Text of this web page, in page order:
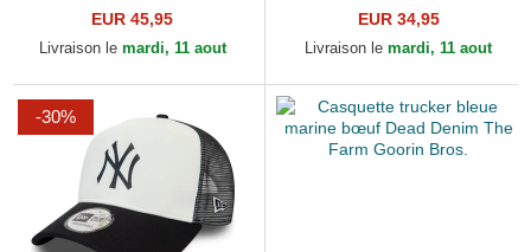
Fame New York Yankees
MLB New Era
EUR 45,95
Livraison le mardi, 11 aout
A Frame Tonal Cord New
York Yankees MLB New Era
EUR 34,95
Livraison le mardi, 11 aout
-30%